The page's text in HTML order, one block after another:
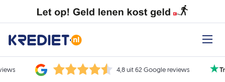
4,8 uit 62 Google reviews